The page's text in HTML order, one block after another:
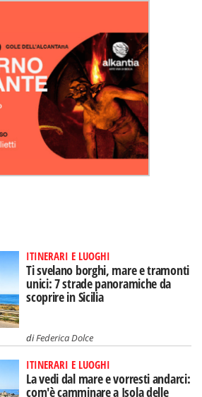
ITINERARI E LUOGHI
Ti svelano borghi, mare e tramonti
unici: 7 strade panoramiche da
scoprire in Sicilia
diFederica Dolce
ITINERARI E LUOGHI
La vedi dal mare e vorresti andarci:
com'è camminare a Isola delle